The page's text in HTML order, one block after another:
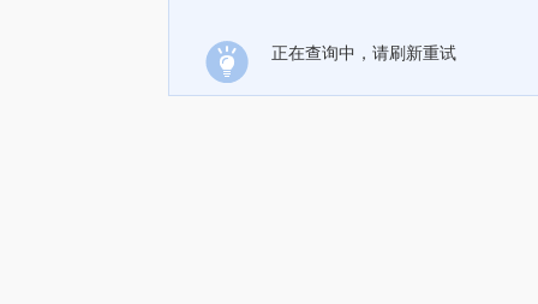
正在查询中，请刷新重试